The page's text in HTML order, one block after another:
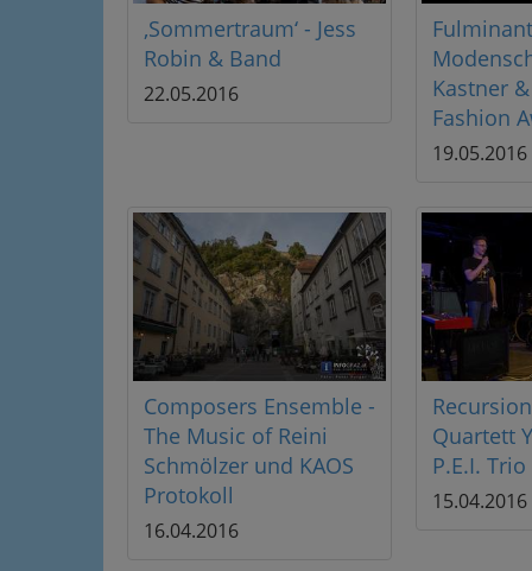
‚Sommertraum‘ - Jess
Robin & Band
22.05.2016
Kastner
Fashion
19.05.2016
Composers Ensemble -
The Music of Reini
Schmölzer und KAOS
Protokoll
16.04.2016
Quartett
P.E.I. Trio
15.04.2016